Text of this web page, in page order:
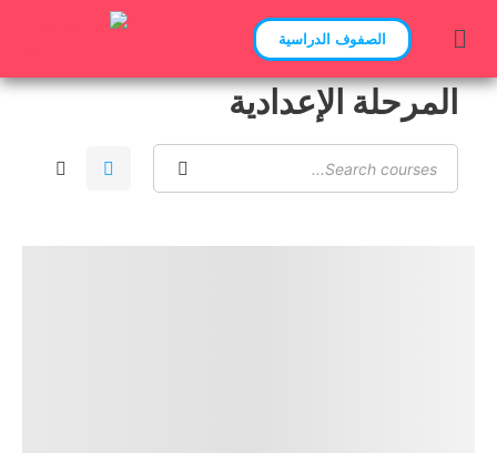
الصفوف الدراسية
المرحلة الإعدادية